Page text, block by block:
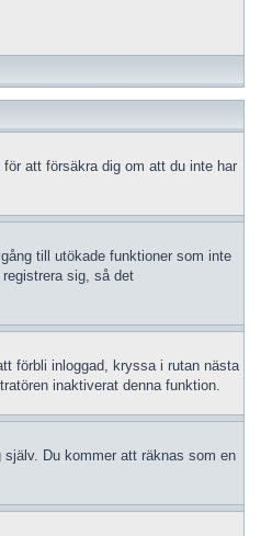
att försäkra dig om att du inte har
till utökade funktioner som inte
sig, så det
förbli inloggad, kryssa i rutan nästa
inaktiverat denna funktion.
Du kommer att räknas som en